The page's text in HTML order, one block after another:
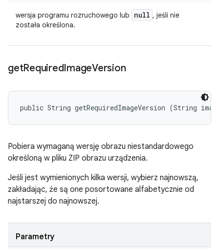
wersja programu rozruchowego lub null , jeśli nie
została określona.
getRequiredImageVersion
public String getRequiredImageVersion (String
Pobiera wymaganą wersję obrazu niestandardowego
określoną w pliku ZIP obrazu urządzenia.
Jeśli jest wymienionych kilka wersji, wybierz najnowszą,
zakładając, że są one posortowane alfabetycznie od
najstarszej do najnowszej.
Parametry